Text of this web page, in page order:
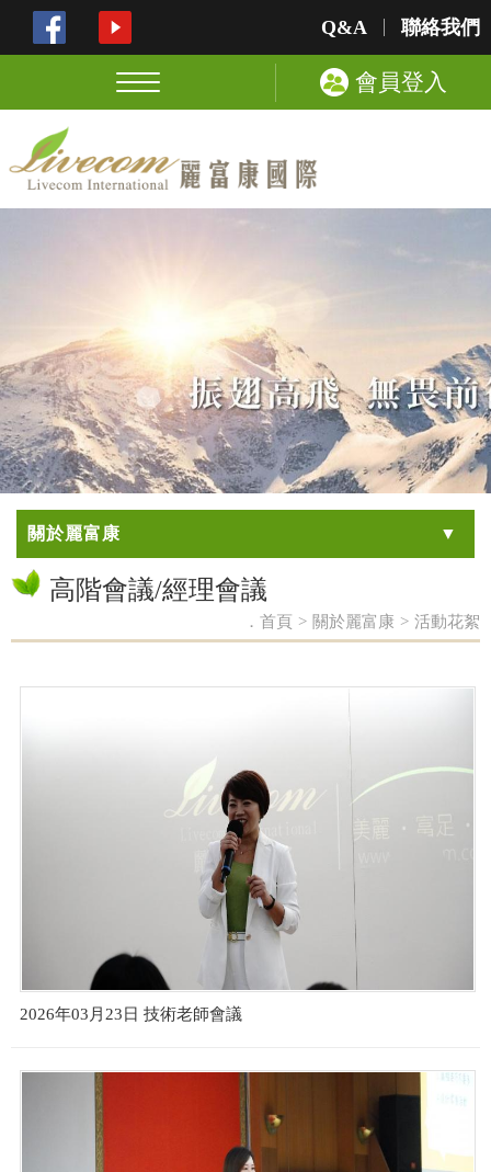
Q&A 聯絡我們
會員登入
關於麗富康
高階會議/經理會議
．首頁 > 關於麗富康 > 活動花絮
2026年03月23日 技術老師會議